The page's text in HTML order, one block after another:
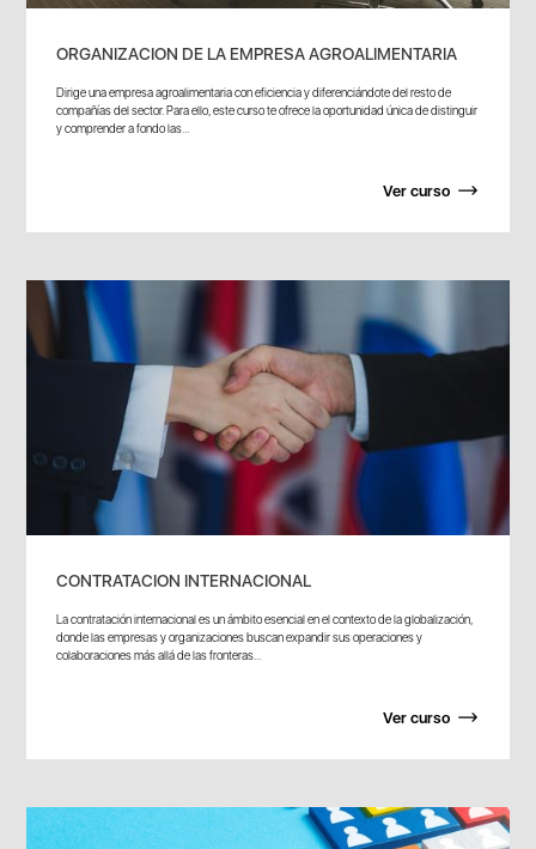
ORGANIZACION DE LA EMPRESA AGROALIMENTARIA
Dirige una empresa agroalimentaria con eficiencia y diferenciándote del resto de
compañías del sector. Para ello, este curso te ofrece la oportunidad única de distinguir
y comprender a fondo las...
Ver curso
CONTRATACION INTERNACIONAL
La contratación internacional es un ámbito esencial en el contexto de la globalización,
donde las empresas y organizaciones buscan expandir sus operaciones y
colaboraciones más allá de las fronteras...
Ver curso